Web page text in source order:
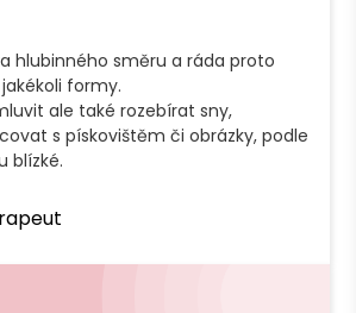
hlubinného směru a ráda proto
formy.
ale také rozebírat sny,
s pískovištěm či obrázky, podle